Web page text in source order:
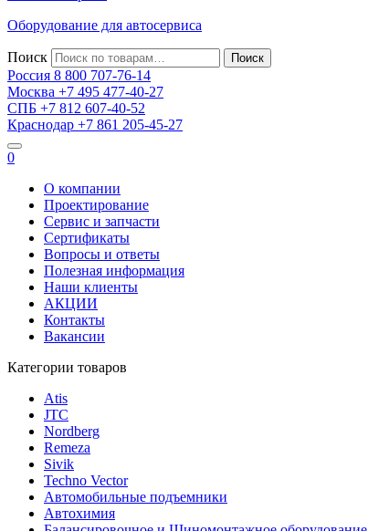
Оборудование для автосервиса
Поиск
Россия 8 800 707-76-14
Москва +7 495 477-40-27
СПБ +7 812 607-40-52
Краснодар +7 861 205-45-27
0
О компании
Проектирование
Сервис и запчасти
Сертификаты
Вопросы и ответы
Полезная информация
Наши клиенты
АКЦИИ
Контакты
Вакансии
Категории товаров
Atis
JTC
Nordberg
Remeza
Sivik
Techno Vector
Автомобильные подъемники
Автохимия